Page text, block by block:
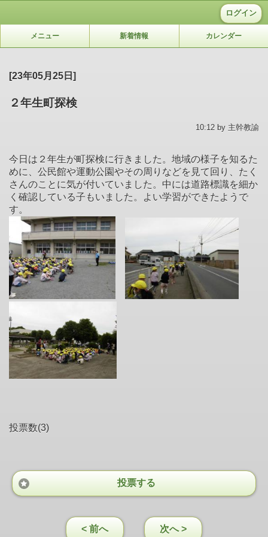
ログイン
メニュー 新着情報 カレンダー
[23年05月25日]
２年生町探検
10:12 by 主幹教諭
今日は２年生が町探検に行きました。地域の様子を知るた
めに、公民館や運動公園やその周りなどを見て回り、たく
さんのことに気が付いていました。中には道路標識を細か
く確認している子もいました。よい学習ができたようで
す。
投票数(3)
投票する
< 前へ 次へ >